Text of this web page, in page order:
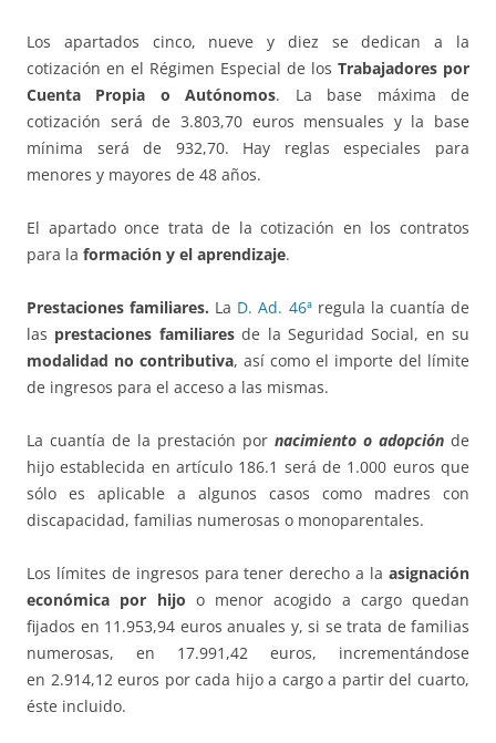
Los apartados cinco, nueve y diez se dedican a la
cotización en el Régimen Especial de los Trabajadores por
Cuenta Propia o Autónomos. La base máxima de
cotización será de 3.803,70 euros mensuales y la base
mínima será de 932,70. Hay reglas especiales para
menores y mayores de 48 años.
El apartado once trata de la cotización en los contratos
para la formación y el aprendizaje.
Prestaciones familiares. La D. Ad. 46ªregula la cuantía de
las prestaciones familiaresde la Seguridad Social, en su
modalidad no contributiva, así como el importe del límite
de ingresos para el acceso a las mismas.
La cuantía de la prestación por nacimiento o adopción de
hijo establecida en artículo 186.1 será de 1.000 euros que
sólo es aplicable a algunos casos como madres con
discapacidad, familias numerosas o monoparentales.
Los límites de ingresos para tener derecho a la asignación
económica por hijo o menor acogido a cargo quedan
fijados en 11.953,94 euros anuales y, si se trata de familias
numerosas, en 17.991,42 euros, incrementándose
en 2.914,12 euros por cada hijo a cargo a partir del cuarto,
éste incluido.